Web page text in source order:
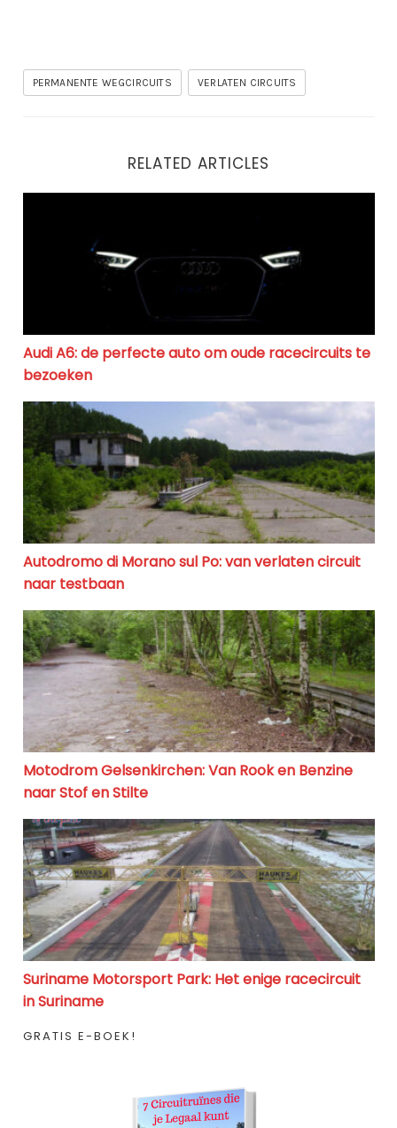
PERMANENTE WEGCIRCUITS VERLATEN CIRCUITS
RELATED ARTICLES
Audi A6: de perfecte auto om oude racecircuits te
bezoeken
Autodromo di Morano sul Po: van verlaten circuit
Autodromo di Morano sul Po: van verlaten circuit
naar testbaan
Motodrom Gelsenkirchen: Van Rook en Benzine naar
Motodrom Gelsenkirchen: Van Rook en Benzine
naar Stof en Stilte
Suriname Motorsport Park: Het enige racecircuit in
Suriname Motorsport Park: Het enige racecircuit
in Suriname
GRATIS E-BOEK!